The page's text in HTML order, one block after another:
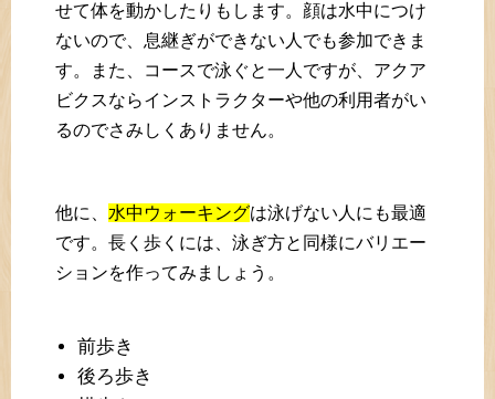
せて体を動かしたりもします。顔は水中につけ
ないので、息継ぎができない人でも参加できま
す。また、コースで泳ぐと一人ですが、アクア
ビクスならインストラクターや他の利用者がい
るのでさみしくありません。
他に、 水中ウォーキングは泳げない人にも最適
です。長く歩くには、泳ぎ方と同様にバリエー
ションを作ってみましょう。
前歩き
後ろ歩き